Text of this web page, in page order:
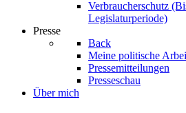
Verbraucherschutz
Legislaturperiode)
Presse
Back
Meine politische
Pressemitteilungen
Presseschau
Über mich